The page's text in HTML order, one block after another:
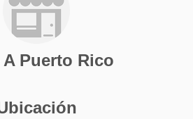
A Puerto Rico